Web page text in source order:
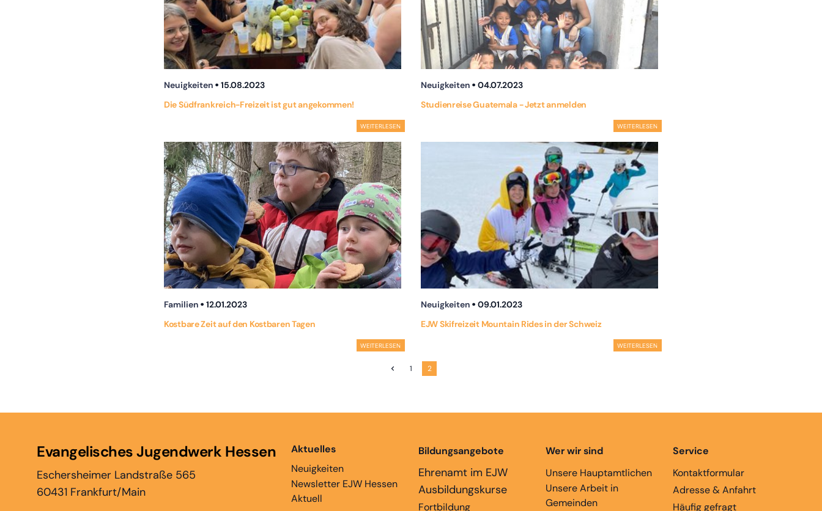
Neuigkeiten
15.08.2023
Die Südfrankreich-Freizeit ist gut angekommen!
WEITERLESEN
Neuigkeiten
04.07.2023
Studienreise Guatemala - Jetzt anmelden
WEITERLESEN
Familien
12.01.2023
Kostbare Zeit auf den Kostbaren Tagen
WEITERLESEN
Neuigkeiten
09.01.2023
EJW Skifreizeit Mountain Rides in der Schweiz
WEITERLESEN
1 2
Evangelisches Jugendwerk Hessen
Eschersheimer Landstraße 565
60431 Frankfurt/Main
Aktuelles
Neuigkeiten
Newsletter EJW Hessen
Aktuell
Bildungsangebote
Ehrenamt im EJW
Ausbildungskurse
Fortbildung
Wer wir sind
Unsere Hauptamtlichen
Unsere Arbeit in
Gemeinden
Service
Kontaktformular
Adresse & Anfahrt
Häufig gefragt